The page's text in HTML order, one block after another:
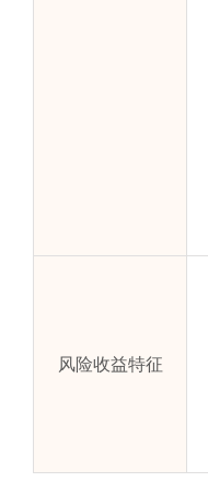
风险收益特征